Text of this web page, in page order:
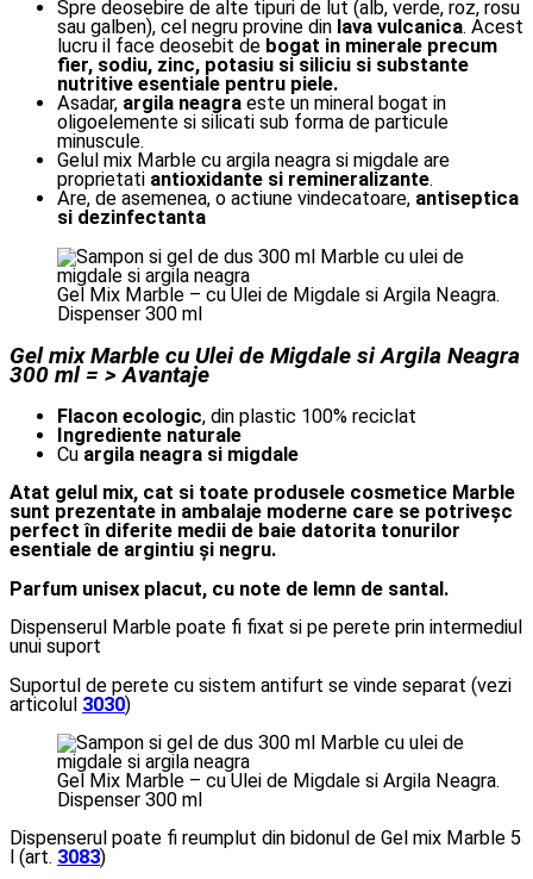
Spre deosebire de alte tipuri de lut (alb, verde, roz, rosu
sau galben), cel negru provine din lava vulcanica. Acest
lucru il face deosebit de bogat in minerale precum
fier, sodiu, zinc, potasiu si siliciu si substante
nutritive esentiale pentru piele.
Asadar, argila neagra este un mineral bogat in
oligoelemente si silicati sub forma de particule
minuscule.
Gelul mix Marble cu argila neagra si migdale are
proprietati antioxidante si remineralizante.
Are, de asemenea, o actiune vindecatoare, antiseptica
si dezinfectanta
Gel Mix Marble – cu Ulei de Migdale si Argila Neagra.
Dispenser 300 ml
Gel mix Marble cu Ulei de Migdale si Argila Neagra
300 ml = > Avantaje
Flacon ecologic, din plastic 100% reciclat
Ingrediente naturale
Cu argila neagra si migdale
Atat gelul mix, cat si toate produsele cosmetice Marble
sunt prezentate in ambalaje moderne care se potriveșc
perfect în diferite medii de baie datorita tonurilor
esentiale de argintiu și negru.
Parfum unisex placut, cu note de lemn de santal.
Dispenserul Marble poate fi fixat si pe perete prin intermediul
unui suport
Suportul de perete cu sistem antifurt se vinde separat (vezi
articolul 3030)
Gel Mix Marble – cu Ulei de Migdale si Argila Neagra.
Dispenser 300 ml
Dispenserul poate fi reumplut din bidonul de Gel mix Marble 5
l (art. 3083)